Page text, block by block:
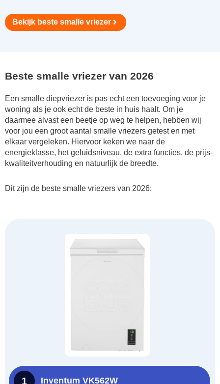
Bekijk beste smalle vriezer
Beste smalle vriezer van 2026
Een smalle diepvriezer is pas echt een toevoeging voor je
woning als je ook echt de beste in huis haalt. Om je
daarmee alvast een beetje op weg te helpen, hebben wij
voor jou een groot aantal smalle vriezers getest en met
elkaar vergeleken. Hiervoor keken we naar de
energieklasse, het geluidsniveau, de extra functies, de prijs-
kwaliteitverhouding en natuurlijk de breedte.
Dit zijn de beste smalle vriezers van 2026:
1 Inventum VK562W